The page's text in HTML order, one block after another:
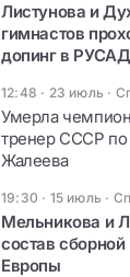
Листунова и
гимнастов
допинг в
12:48 · 23 июль ·
Умерла
тренер СССР по
Жалеева
19:30 · 15 июль ·
Мельникова и
состав
Европы